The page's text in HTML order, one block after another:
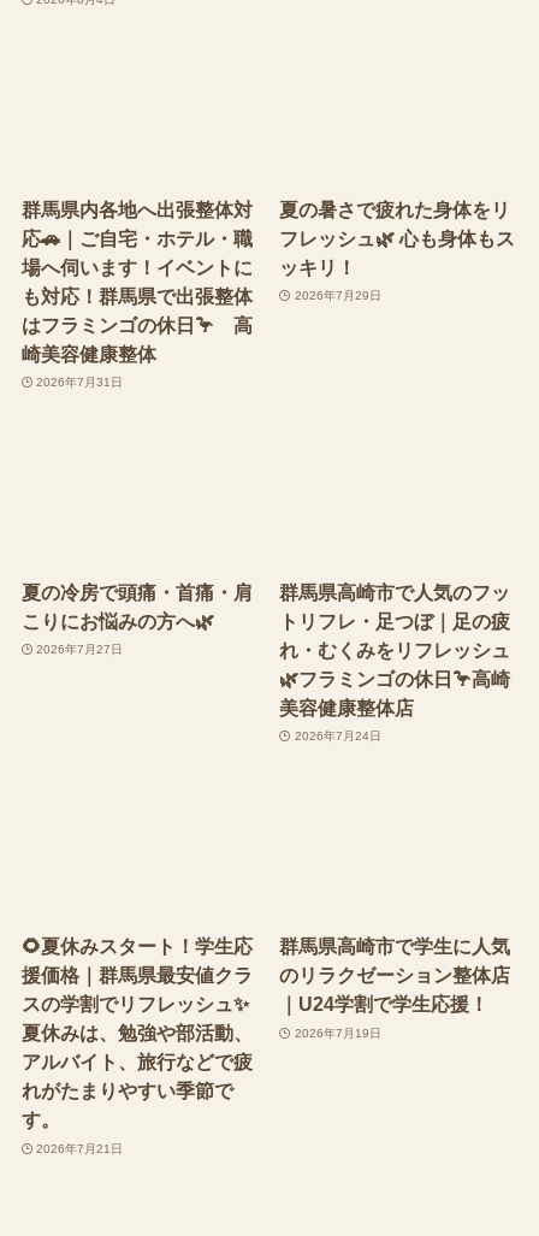
群馬県内各地へ出張整体対
応🚗｜ご自宅・ホテル・職
場へ伺います！イベントに
も対応！群馬県で出張整体
はフラミンゴの休日🦩 高
崎美容健康整体
2026年7月31日
夏の暑さで疲れた身体をリ
フレッシュ🌿 心も身体もス
ッキリ！
2026年7月29日
夏の冷房で頭痛・首痛・肩
こりにお悩みの方へ🌿
2026年7月27日
群馬県高崎市で人気のフッ
トリフレ・足つぼ｜足の疲
れ・むくみをリフレッシュ
🌿フラミンゴの休日🦩高崎
美容健康整体店
2026年7月24日
🌻夏休みスタート！学生応
援価格｜群馬県最安値クラ
スの学割でリフレッシュ✨
夏休みは、勉強や部活動、
アルバイト、旅行などで疲
れがたまりやすい季節で
す。
2026年7月21日
群馬県高崎市で学生に人気
のリラクゼーション整体店
｜U24学割で学生応援！
2026年7月19日